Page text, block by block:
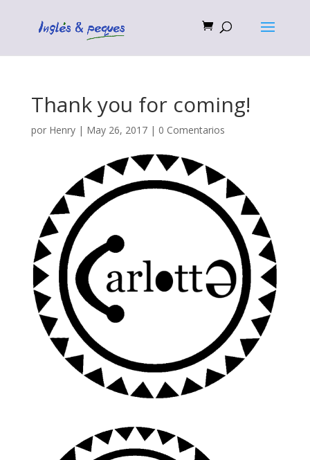
Thank you for coming!
por Henry| May 26, 2017| 0 Comentarios